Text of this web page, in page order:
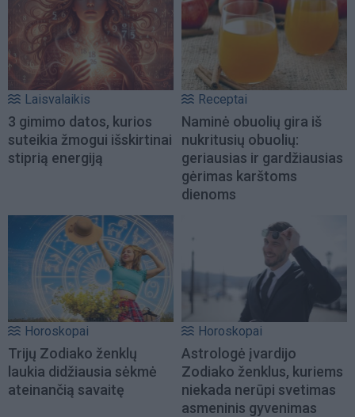
Laisvalaikis
3 gimimo datos, kurios
suteikia žmogui išskirtinai
stiprią energiją
Receptai
Naminė obuolių gira iš
nukritusių obuolių:
geriausias ir gardžiausias
gėrimas karštoms
dienoms
Horoskopai
Trijų Zodiako ženklų
laukia didžiausia sėkmė
ateinančią savaitę
Horoskopai
Astrologė įvardijo
Zodiako ženklus, kuriems
niekada nerūpi svetimas
asmeninis gyvenimas